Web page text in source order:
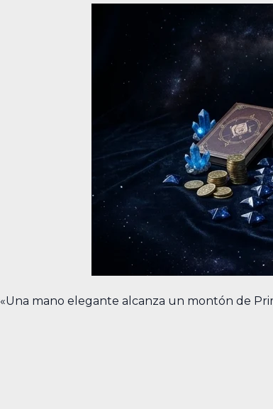
«Una mano elegante alcanza un montón de